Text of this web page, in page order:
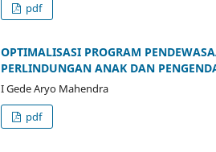
pdf
OPTIMALISASI PROGRAM
PERLINDUNGAN ANAK DAN
I Gede Aryo Mahendra
pdf